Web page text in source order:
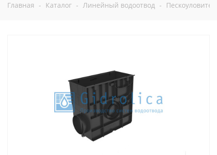
Главная - Каталог - Линейный водоотвод -